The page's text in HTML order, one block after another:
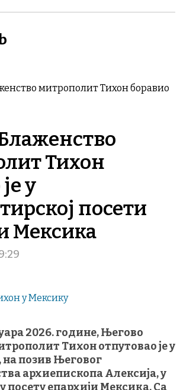
митрополит Тихон боравио
Тихон
у
посети
Мексика
2026. године, Његово
Тихон отпутовао је у
позив Његовог
архиепископа Алексија, у
посету епархији Мексика. Са